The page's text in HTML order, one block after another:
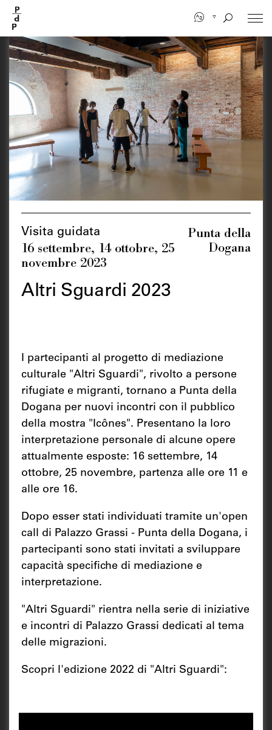
contenuto
principale
Visita guidata
16 settembre, 14 ottobre, 25
novembre 2023
Punta della
Dogana
Altri Sguardi 2023
I partecipanti al progetto di mediazione
culturale "Altri Sguardi", rivolto a persone
rifugiate e migranti, tornano a Punta della
Dogana per nuovi incontri con il pubblico
della mostra "Icônes". Presentano la loro
interpretazione personale di alcune opere
attualmente esposte: 16 settembre, 14
ottobre, 25 novembre, partenza alle ore 11 e
alle ore 16.
Dopo esser stati individuati tramite un'open
call di Palazzo Grassi - Punta della Dogana, i
partecipanti sono stati invitati a sviluppare
capacità specifiche di mediazione e
interpretazione.
"Altri Sguardi" rientra nella serie di iniziative
e incontri di Palazzo Grassi dedicati al tema
delle migrazioni.
Scopri l'edizione 2022 di "Altri Sguardi":